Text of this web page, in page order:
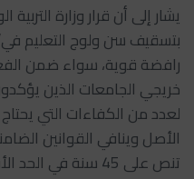
يشار إلى أن قرار وزارة
رافضة قوية، سواء ضمن
خريجي الجامعات الذين
لعدد من الكفاءات التي يحتاج
الأصل وينافي القوانين
تنص على 45 سنة في الحد الأقصى.